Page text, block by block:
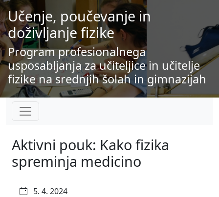
Učenje, poučevanje in
doživljanje fizike
Program profesionalnega
usposabljanja za učiteljice in učitelje
fizike na srednjih šolah in gimnazijah
Aktivni pouk: Kako fizika
spreminja medicino
5. 4. 2024